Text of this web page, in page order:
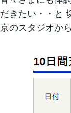
だきたい・・と
京のスタジオか